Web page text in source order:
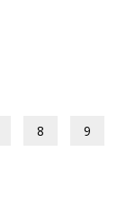
8 9